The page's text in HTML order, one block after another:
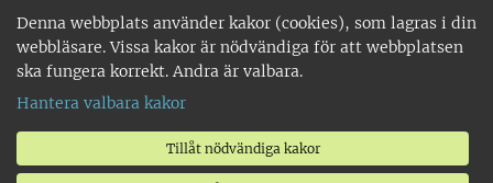
Denna webbplats använder kakor (cookies), som lagras i din
webbläsare. Vissa kakor är nödvändiga för att webbplatsen
ska fungera korrekt. Andra är valbara.
Hantera valbara kakor
Tillåt nödvändiga kakor